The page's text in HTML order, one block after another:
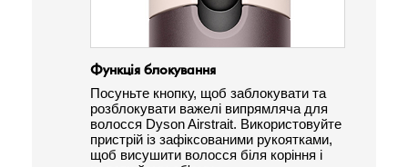
Функція блокування
Посуньте кнопку, щоб заблокувати та
розблокувати важелі випрямляча для
волосся Dyson Airstrait. Використовуйте
пристрій із зафіксованими рукоятками,
щоб висушити волосся біля коріння і